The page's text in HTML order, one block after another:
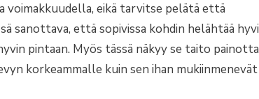
voimakkuudella, eikä tarvitse pelätä että
sanottava, että sopivissa kohdin helähtää
pintaan. Myös tässä näkyy se taito
korkeammalle kuin sen ihan mukiinmenevät